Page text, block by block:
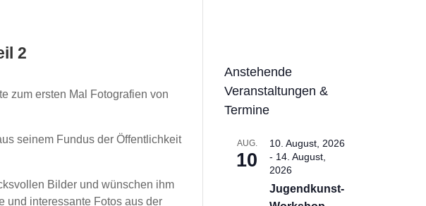
2
zum ersten Mal Fotografien von
seinem Fundus der Öffentlichkeit
Bilder und wünschen ihm
und interessante Fotos aus der
Anstehende
Veranstaltungen &
Termine
AUG.
10
10. August, 2026
- 14. August,
2026
Jugendkunst-